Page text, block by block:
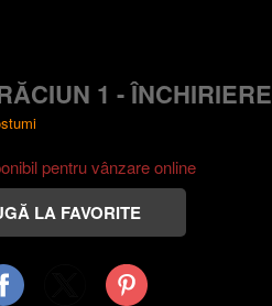
1 - ÎNCHIRIERE
pentru vânzare online
Pinterest